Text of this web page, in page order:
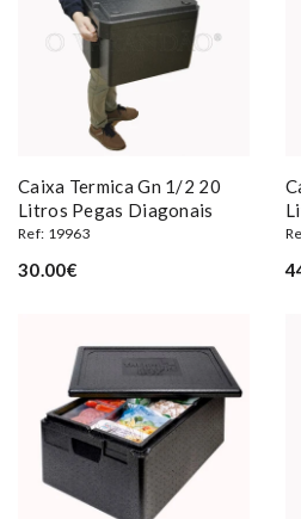
Caixa Termica Gn 1/2 20
Litros Pegas Diagonais
Ref: 19963
30.00€